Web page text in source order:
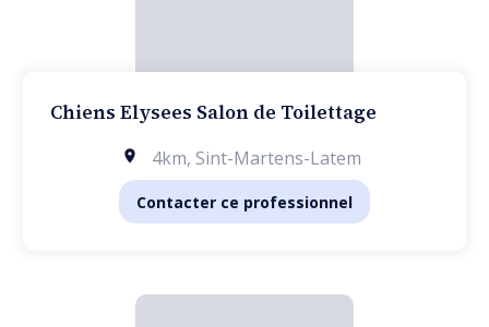
Chiens Elysees Salon de Toilettage
4km, Sint-Martens-Latem
Contacter ce professionnel